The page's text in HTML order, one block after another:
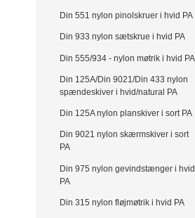
Din 551 nylon pinolskruer i hvid PA
Din 933 nylon sætskrue i hvid PA
Din 555/934 - nylon møtrik i hvid PA
Din 125A/Din 9021/Din 433 nylon
spændeskiver i hvid/natural PA
Din 125A nylon planskiver i sort PA
Din 9021 nylon skærmskiver i sort
PA
Din 975 nylon gevindstænger i hvid
PA
Din 315 nylon fløjmøtrik i hvid PA